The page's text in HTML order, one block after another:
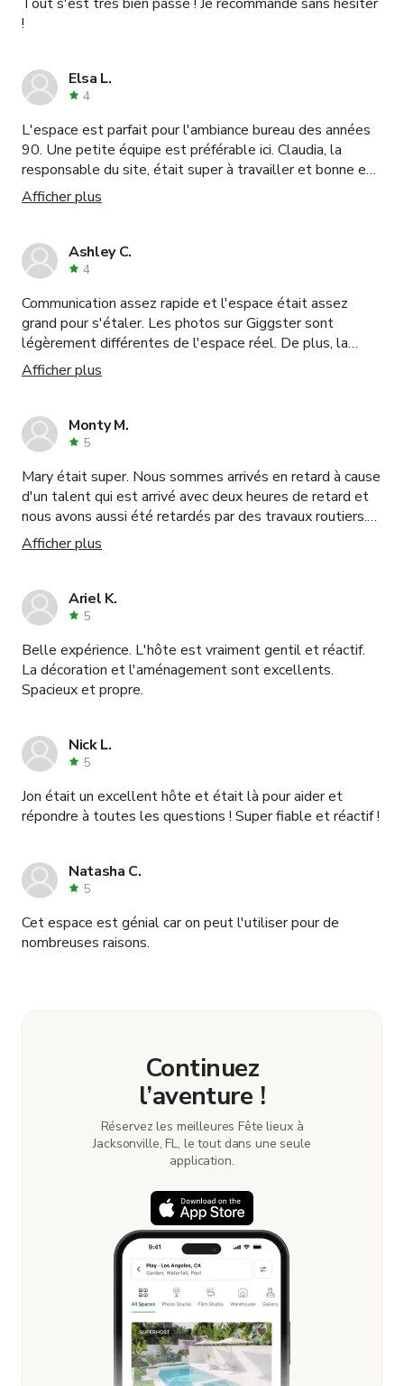
!
Elsa L.
4
L'espace est parfait pour l'ambiance bureau des années
90. Une petite équipe est préférable ici. Claudia, la
responsable du site, était super à travailler et bonne en
communication. Le bureau est plutôt petit, mais
correspondait à mes besoins pour une séance photo. Je
du stationnement à l'avance pour éviter toute confusion.
Pour mon tournage, j'ai dû finalement utiliser un
Afficher plus
Ashley C.
4
Communication assez rapide et l'espace était assez
grand pour s'étaler. Les photos sur Giggster sont
légèrement différentes de l'espace réel. De plus, la
salle de réunion n'avait pas d'éclairage provenant du
système d'éclairage, ce qui était à prendre en compte. À
supplémentaires, l'espace semblait parfait pour ce que je
faisais. C'était aussi agréable d'avoir le WiFi et un
Afficher plus
Monty M.
5
Mary était super. Nous sommes arrivés en retard à cause
d'un talent qui est arrivé avec deux heures de retard et
nous avons aussi été retardés par des travaux routiers.
Mary a été très compréhensive et a rendu le lieu
disponible en nous permettant une journée
était géniale.
Afficher plus
Ariel K.
5
Belle expérience. L'hôte est vraiment gentil et réactif.
La décoration et l'aménagement sont excellents.
Spacieux et propre.
Nick L.
5
Jon était un excellent hôte et était là pour aider et
répondre à toutes les questions ! Super fiable et réactif !
Natasha C.
5
Cet espace est génial car on peut l'utiliser pour de
nombreuses raisons.
Continuez
l’aventure !
Réservez les meilleures Fête lieux à
Jacksonville, FL, le tout dans une seule
application.